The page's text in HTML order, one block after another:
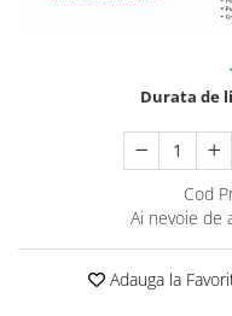
Durata de
Cod
Ai nevoie de
Adauga la